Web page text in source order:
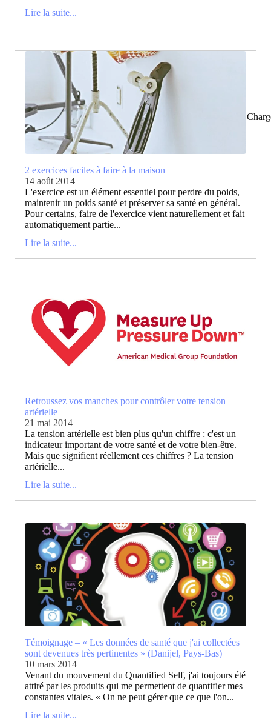
Lire la suite...
2 exercices faciles à faire à la maison
14 août 2014
L'exercice est un élément essentiel pour perdre du poids,
maintenir un poids santé et préserver sa santé en général.
Pour certains, faire de l'exercice vient naturellement et fait
automatiquement partie...
Lire la suite...
Retroussez vos manches pour contrôler votre tension
artérielle
21 mai 2014
La tension artérielle est bien plus qu'un chiffre : c'est un
indicateur important de votre santé et de votre bien-être.
Mais que signifient réellement ces chiffres ? La tension
artérielle...
Lire la suite...
Témoignage – « Les données de santé que j'ai collectées
sont devenues très pertinentes » (Danijel, Pays-Bas)
10 mars 2014
Venant du mouvement du Quantified Self, j'ai toujours été
attiré par les produits qui me permettent de quantifier mes
constantes vitales. « On ne peut gérer que ce que l'on...
Lire la suite...